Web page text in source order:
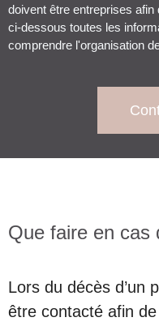
doivent être entreprises afin
ci-dessous toutes les
comprendre l'organisation
Que faire en cas
Lors du décès d’un
être contacté afin